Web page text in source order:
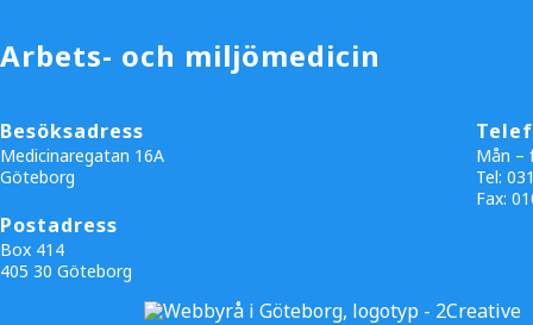
Arbets- och miljömedicin
Besöksadress
Medicinaregatan 16A
Göteborg
Postadress
Box 414
405 30 Göteborg
Mån –
Tel:
Fax: